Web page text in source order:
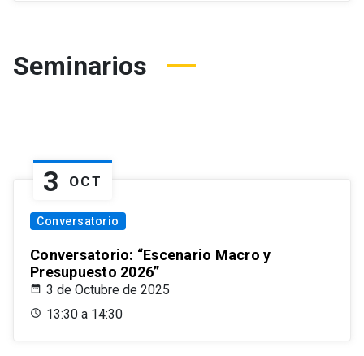
Seminarios
3 OCT
Conversatorio
Conversatorio: “Escenario Macro y
Presupuesto 2026”
3 de Octubre de 2025
13:30 a 14:30